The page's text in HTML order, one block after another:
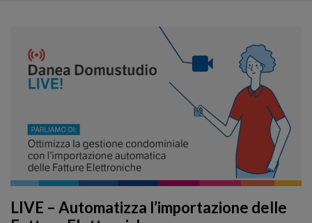
LIVE – Automatizza l’importazione delle